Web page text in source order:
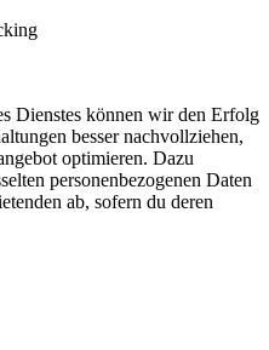
Dienstes können wir den Erfolg
besser nachvollziehen,
optimieren. Dazu
personenbezogenen Daten
ab, sofern du deren